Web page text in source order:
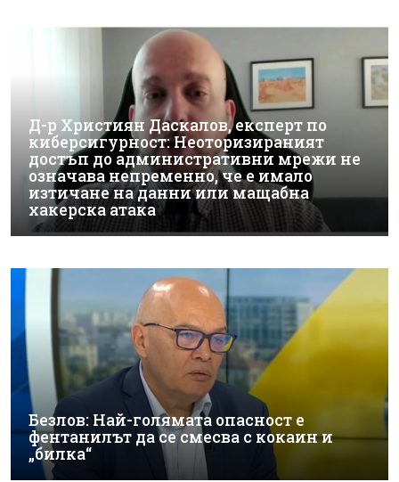
Д-р Християн Даскалов, експерт по
киберсигурност: Неоторизираният
достъп до административни мрежи не
означава непременно, че е имало
изтичане на данни или мащабна
хакерска атака
Безлов: Най-голямата опасност е
фентанилът да се смесва с кокаин и
„билка“